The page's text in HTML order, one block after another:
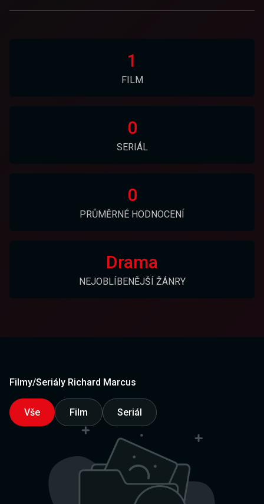
1
FILM
0
SERIÁL
0
PRŮMĚRNÉ HODNOCENÍ
Drama
NEJOBLÍBENĚJŠÍ ŽÁNRY
Filmy/Seriály Richard Marcus
Vše Film Seriál